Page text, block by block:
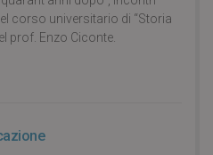
corso universitario di “Storia
prof. Enzo Ciconte.